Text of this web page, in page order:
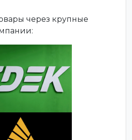
через крупные